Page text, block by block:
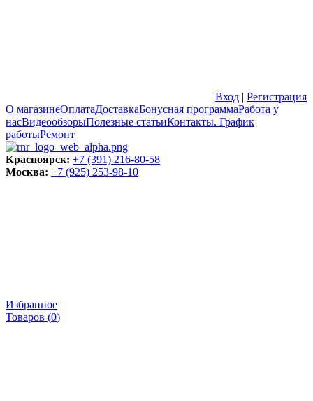
Вход | Регистрация
О магазинеОплатаДоставкаБонусная программаРабота у
насВидеообзорыПолезные статьиКонтакты. График
работыРемонт
Красноярск: +7 (391) 216-80-58
Москва: +7 (925) 253-98-10
Избранное
Товаров (0)